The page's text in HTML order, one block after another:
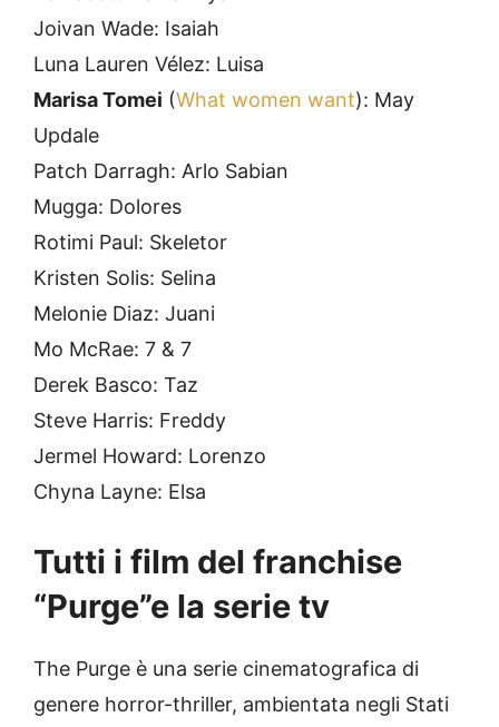
Joivan Wade: Isaiah
Luna Lauren Vélez: Luisa
Marisa Tomei (What women want): May
Updale
Patch Darragh: Arlo Sabian
Mugga: Dolores
Rotimi Paul: Skeletor
Kristen Solis: Selina
Melonie Diaz: Juani
Mo McRae: 7 & 7
Derek Basco: Taz
Steve Harris: Freddy
Jermel Howard: Lorenzo
Chyna Layne: Elsa
Tutti i film del franchise
“Purge”e la serie tv
The Purge è una serie cinematografica di
genere horror-thriller, ambientata negli Stati